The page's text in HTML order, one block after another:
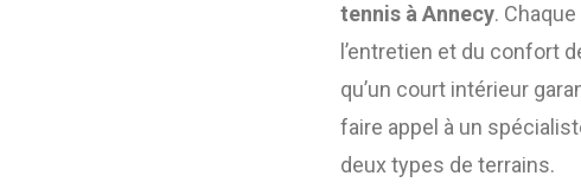
tennis à Annecy.
l’entretien et du confort
qu’un court intérieur
faire appel à un
deux types de terrains.